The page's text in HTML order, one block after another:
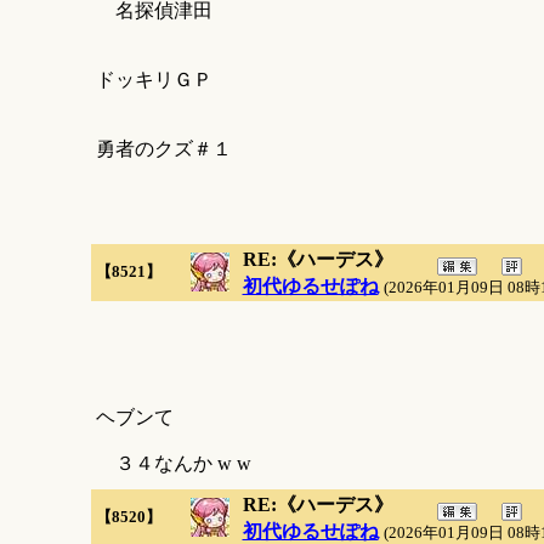
名探偵津田
ドッキリＧＰ
勇者のクズ＃１
【8521】
RE:《ハーデス》
初代ゆるせぽね (2026年01月09日 08時
ヘブンて
３４なんか w w
【8520】
RE:《ハーデス》
初代ゆるせぽね (2026年01月09日 08時